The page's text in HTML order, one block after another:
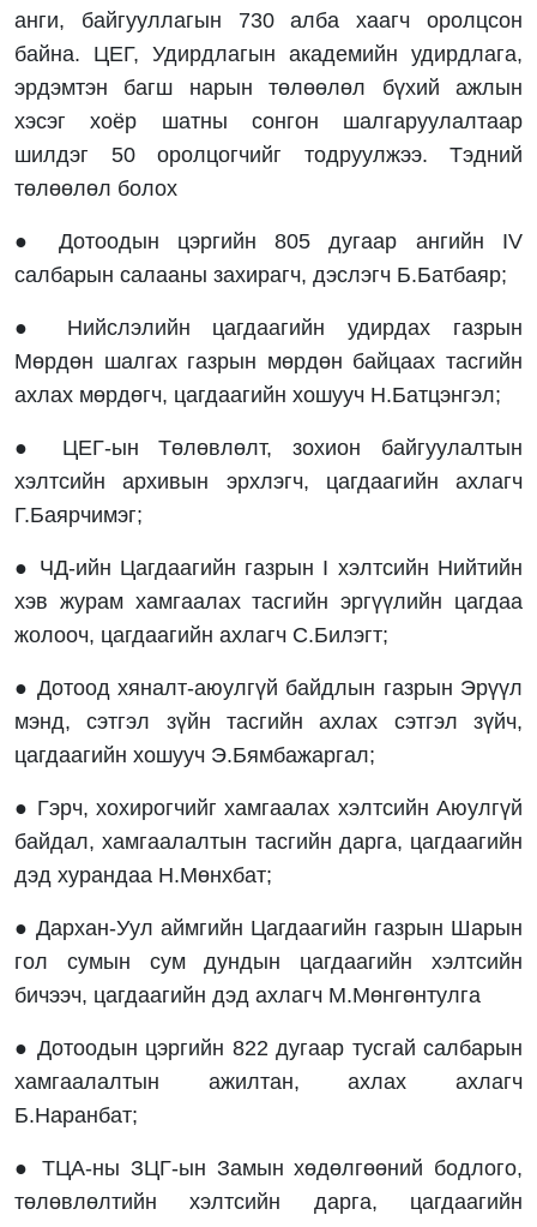
анги, байгууллагын 730 алба хаагч оролцсон
байна. ЦЕГ, Удирдлагын академийн удирдлага,
эрдэмтэн багш нарын төлөөлөл бүхий ажлын
хэсэг хоёр шатны сонгон шалгаруулалтаар
шилдэг 50 оролцогчийг тодруулжээ. Тэдний
төлөөлөл болох
● Дотоодын цэргийн 805 дугаар ангийн IV
салбарын салааны захирагч, дэслэгч Б.Батбаяр;
● Нийслэлийн цагдаагийн удирдах газрын
Мөрдөн шалгах газрын мөрдөн байцаах тасгийн
ахлах мөрдөгч, цагдаагийн хошууч Н.Батцэнгэл;
● ЦЕГ-ын Төлөвлөлт, зохион байгуулалтын
хэлтсийн архивын эрхлэгч, цагдаагийн ахлагч
Г.Баярчимэг;
● ЧД-ийн Цагдаагийн газрын I хэлтсийн Нийтийн
хэв журам хамгаалах тасгийн эргүүлийн цагдаа
жолооч, цагдаагийн ахлагч С.Билэгт;
● Дотоод хяналт-аюулгүй байдлын газрын Эрүүл
мэнд, сэтгэл зүйн тасгийн ахлах сэтгэл зүйч,
цагдаагийн хошууч Э.Бямбажаргал;
● Гэрч, хохирогчийг хамгаалах хэлтсийн Аюулгүй
байдал, хамгаалалтын тасгийн дарга, цагдаагийн
дэд хурандаа Н.Мөнхбат;
● Дархан-Уул аймгийн Цагдаагийн газрын Шарын
гол сумын сум дундын цагдаагийн хэлтсийн
бичээч, цагдаагийн дэд ахлагч М.Мөнгөнтулга
● Дотоодын цэргийн 822 дугаар тусгай салбарын
хамгаалалтын ажилтан, ахлах ахлагч
Б.Наранбат;
● ТЦА-ны ЗЦГ-ын Замын хөдөлгөөний бодлого,
төлөвлөлтийн хэлтсийн дарга, цагдаагийн